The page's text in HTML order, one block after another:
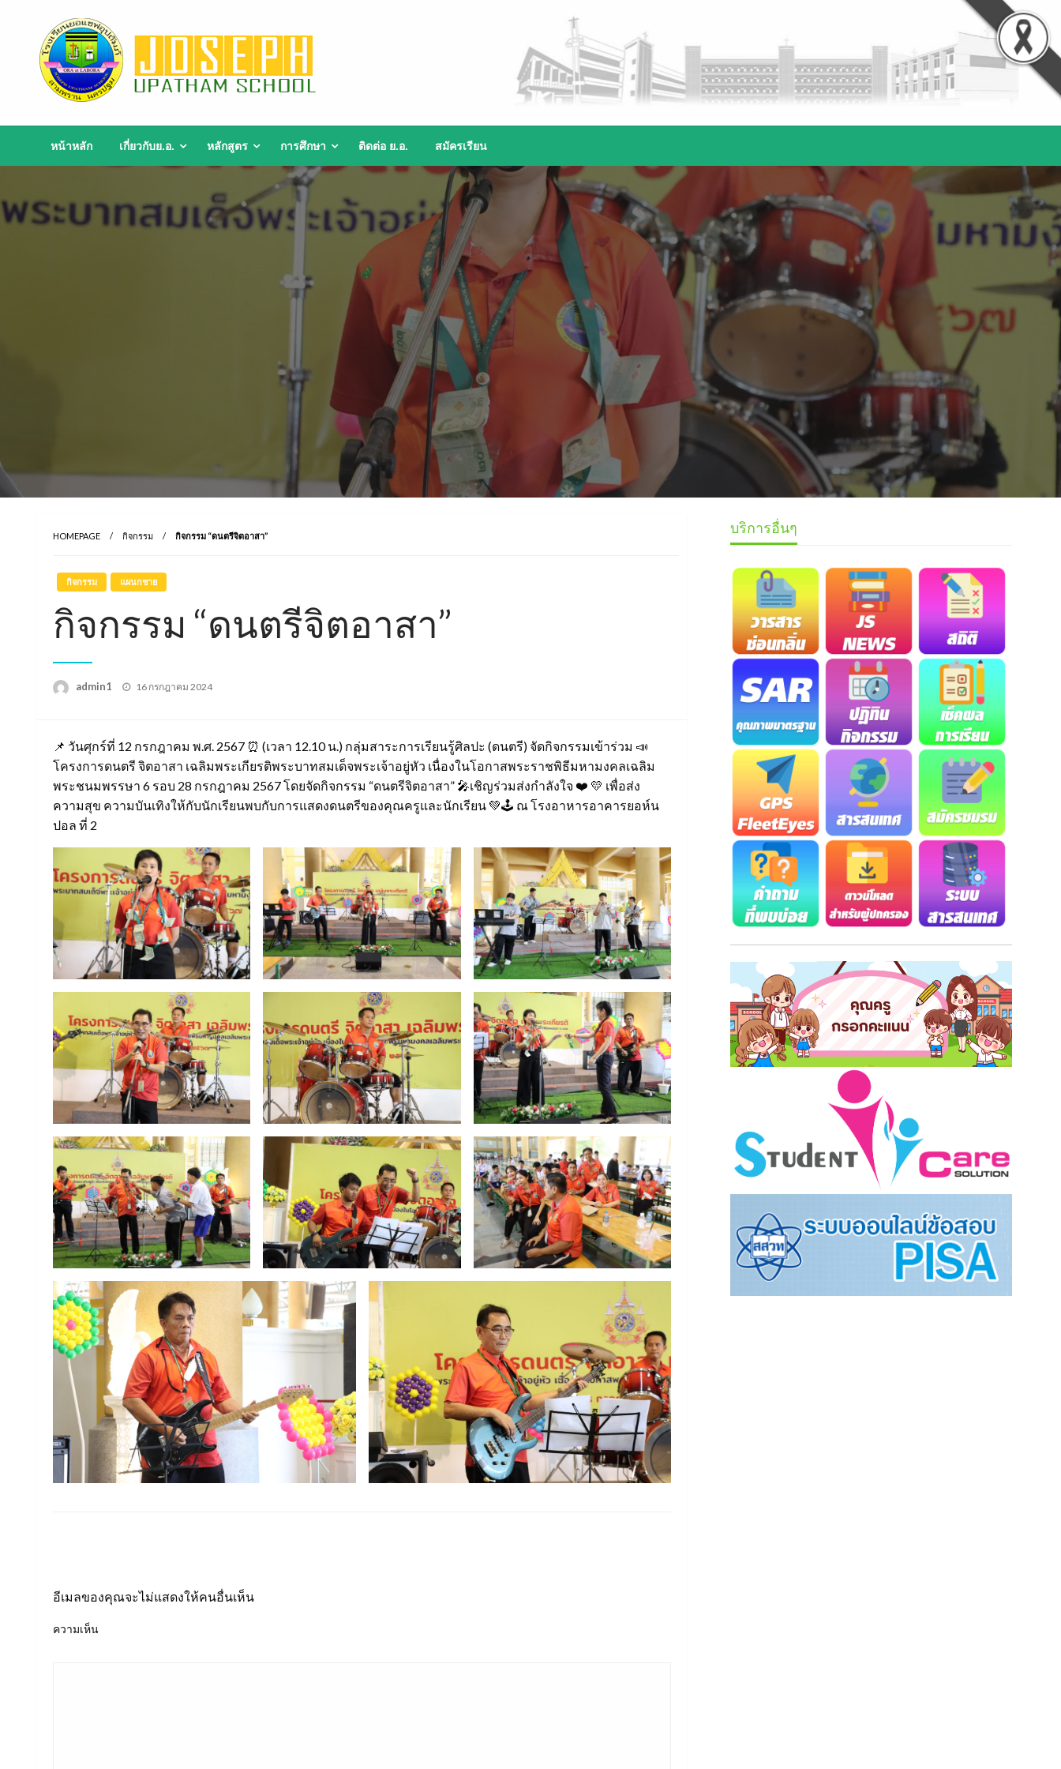
content
หน้าหลัก เกี่ยวกับย.อ. หลักสูตร การศึกษา ติดต่อ ย.อ. สมัครเรียน
HOMEPAGE กิจกรรม กิจกรรม “ดนตรีจิตอาสา”
กิจกรรม แผนกชาย
กิจกรรม “ดนตรีจิตอาสา”
admin1
Posted
16 กรกฎาคม 2024
📌 วันศุกร์ที่ 12 กรกฎาคม พ.ศ. 2567 ⏰ (เวลา 12.10 น.) กลุ่มสาระการเรียนรู้ศิลปะ (ดนตรี) จัดกิจกรรมเข้าร่วม 📣
โครงการดนตรี จิตอาสา เฉลิมพระเกียรติพระบาทสมเด็จพระเจ้าอยู่หัว เนื่องในโอกาสพระราชพิธีมหามงคลเฉลิม
พระชนมพรรษา 6 รอบ 28 กรกฎาคม 2567 โดยจัดกิจกรรม “ดนตรีจิตอาสา” 🎤เชิญร่วมส่งกำลังใจ ❤️ 💛 เพื่อส่ง
ความสุข ความบันเทิงให้กับนักเรียนพบกับการแสดงดนตรีของคุณครูและนักเรียน 💚🕹 ณ โรงอาหารอาคารยอห์น
ปอล ที่ 2
อีเมลของคุณจะไม่แสดงให้คนอื่นเห็น
ความเห็น
บริการอื่นๆ